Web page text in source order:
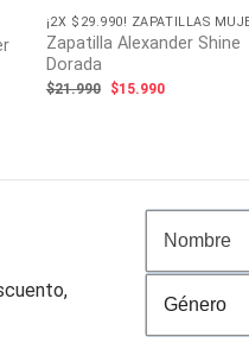
¡2X $29.990! ZAPATILLAS
Zapatilla Alexander Shine
Dorada
$21.990
El
$15.990El